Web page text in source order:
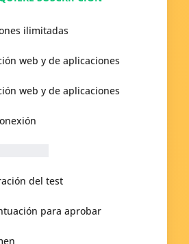
ilimitadas
web y de aplicaciones
web y de aplicaciones
del test
para aprobar